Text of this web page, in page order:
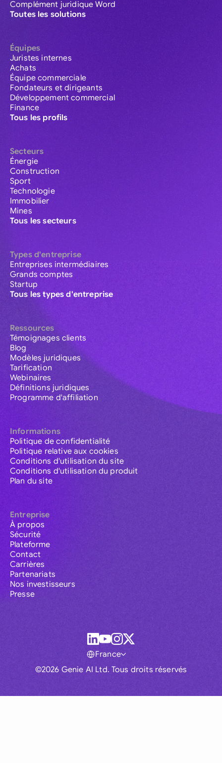
Complément juridique Word
Toutes les solutions
Équipes
Juristes internes
Achats
Équipe commerciale
Fondateurs et dirigeants
Développement commercial
Finance
Tous les profils
Secteurs
Énergie
Construction
Sport
Technologie
Immobilier
Mines
Tous les secteurs
Types d'entreprise
Entreprises intermédiaires
Grands comptes
Startup
Tous les types d'entreprise
Ressources
Témoignages clients
Blog
Modèles juridiques
Tarification
Webinaires
Définitions juridiques
Programme d'affiliation
Informations
Politique de confidentialité
Politique relative aux cookies
Conditions d'utilisation du site
Conditions d'utilisation du produit
Plan du site
Entreprise
À propos
Sécurité
Plateforme
Contact
Carrières
Partenariats
Nos investisseurs
Presse
©2026 Genie AI Ltd. Tous droits réservés
France
Global